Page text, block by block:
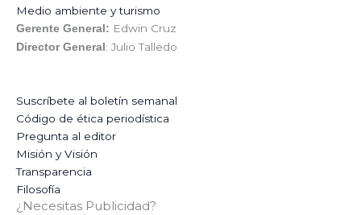
Medio ambiente y turismo
Gerente General: Edwin Cruz
Director General: Julio Talledo
Suscríbete al boletín semanal
Código de ética periodística
Pregunta al editor
Misión y Visión
Transparencia
Filosofía
¿Necesitas Publicidad?